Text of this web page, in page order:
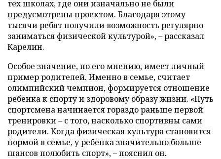
тех школах, где они изначально не были
предусмотрены проектом. Благодаря этому
тысячи ребят получили возможность регулярно
заниматься физической культурой», – рассказал
Карелин.
Особое значение, по его мнению, имеет личный
пример родителей. Именно в семье, считает
олимпийский чемпион, формируется отношение
ребенка к спорту и здоровому образу жизни. «Путь
спортсмена начинается гораздо раньше первой
тренировки – с того, насколько спортивны сами
родители. Когда физическая культура становится
нормой в семье, у ребенка значительно больше
шансов полюбить спорт», – пояснил он.